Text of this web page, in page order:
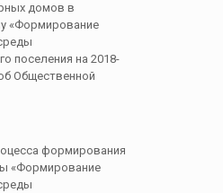
домов в
«Формирование
поселения на 2018-
Общественной
формирования
«Формирование